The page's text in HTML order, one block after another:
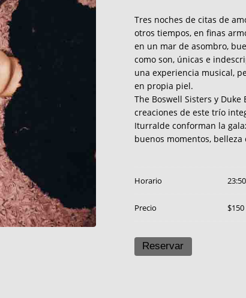
Tres noches de citas de
otros tiempos, en finas
en un mar de asombro,
como son, únicas e
una experiencia musical,
en propia piel.
The Boswell Sisters y
creaciones de este trío
Iturralde conforman la
buenos momentos,
Horario
Precio $150
Reservar